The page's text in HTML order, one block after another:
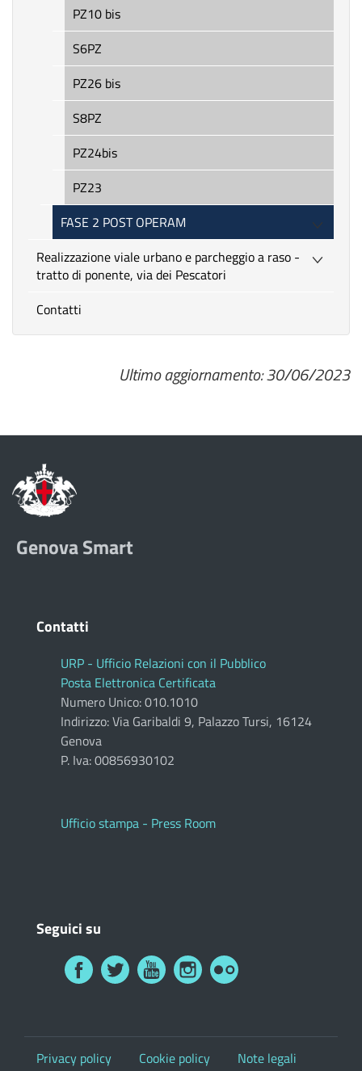
PZ10 bis
S6PZ
PZ26 bis
S8PZ
PZ24bis
PZ23
FASE 2 POST OPERAM
Realizzazione viale urbano e parcheggio a raso -
tratto di ponente, via dei Pescatori
Contatti
Ultimo aggiornamento: 30/06/2023
Genova Smart
Contatti
URP - Ufficio Relazioni con il Pubblico
Posta Elettronica Certificata
Numero Unico: 010.1010
Indirizzo: Via Garibaldi 9, Palazzo Tursi, 16124
Genova
P. Iva: 00856930102
Ufficio stampa - Press Room
Seguici su
Privacy policy Cookie policy Note legali